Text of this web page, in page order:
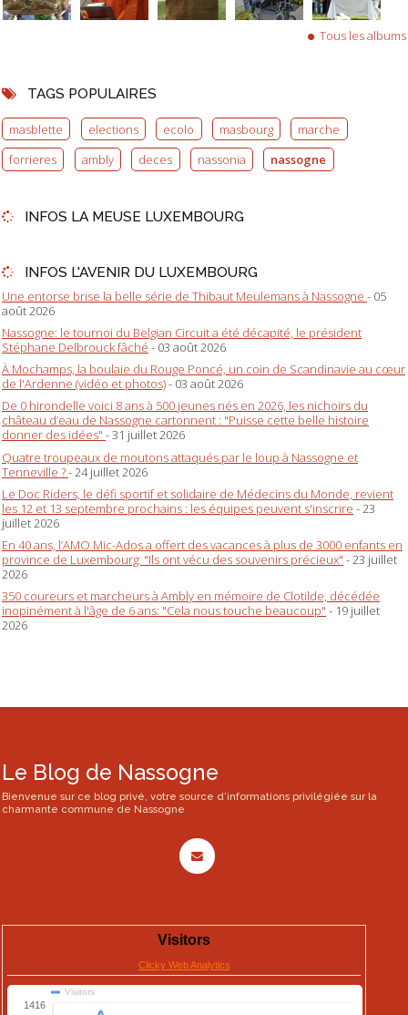
Tous les albums
TAGS POPULAIRES
masblette elections ecolo masbourg
marche
forrieres
ambly deces nassonia nassogne
INFOS LA MEUSE LUXEMBOURG
INFOS L'AVENIR DU LUXEMBOURG
Une entorse brise la belle série de Thibaut Meulemans à Nassogne - 05
août 2026
Nassogne: le tournoi du Belgian Circuit a été décapité, le président
Stéphane Delbrouck fâché - 03 août 2026
À Mochamps, la boulaie du Rouge Poncé, un coin de Scandinavie au cœur
de l'Ardenne (vidéo et photos)- 03 août 2026
De 0 hirondelle voici 8 ans à 500 jeunes nés en 2026, les nichoirs du
château d’eau de Nassogne cartonnent : "Puisse cette belle histoire
donner des idées" - 31 juillet 2026
Quatre troupeaux de moutons attaqués par le loup à Nassogne et
Tenneville ?- 24 juillet 2026
Le Doc Riders, le défi sportif et solidaire de Médecins du Monde, revient
les 12 et 13 septembre prochains : les équipes peuvent s'inscrire - 23
juillet 2026
En 40 ans, l’AMO Mic-Ados a offert des vacances à plus de 3000 enfants en
province de Luxembourg: "Ils ont vécu des souvenirs précieux" - 23 juillet
2026
350 coureurs et marcheurs à Ambly en mémoire de Clotilde, décédée
inopinément à l'âge de 6 ans: "Cela nous touche beaucoup" - 19 juillet
2026
Le Blog de Nassogne
Bienvenue sur ce blog privé, votre source d'informations privilégiée sur la
charmante commune de Nassogne